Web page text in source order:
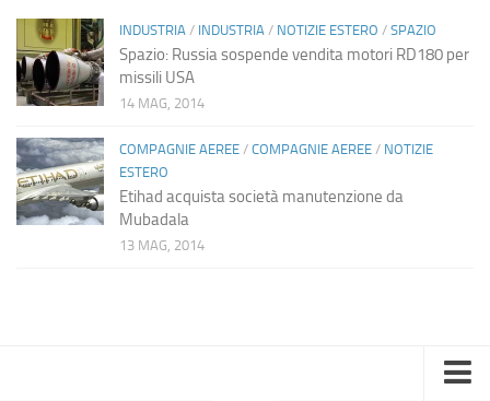
INDUSTRIA / INDUSTRIA / NOTIZIE ESTERO / SPAZIO
Spazio: Russia sospende vendita motori RD180 per
missili USA
14 MAG, 2014
COMPAGNIE AEREE / COMPAGNIE AEREE / NOTIZIE
ESTERO
Etihad acquista società manutenzione da
Mubadala
13 MAG, 2014